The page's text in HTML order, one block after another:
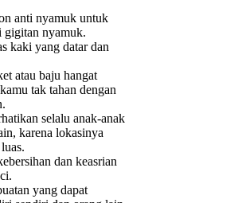
anti nyamuk untuk
gigitan nyamuk.
kaki yang datar dan
atau baju hangat
tak tahan dengan
selalu anak-anak
karena lokasinya
dan keasrian
yang dapat